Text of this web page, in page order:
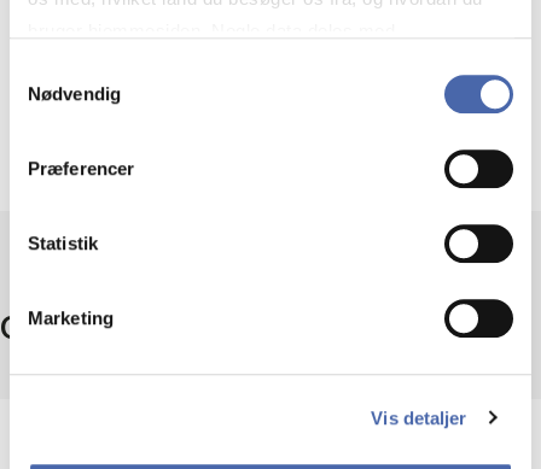
markedsføring. Du bestemmer selv - og kan altid trække
Nødvendig
Præferencer
Statistik
Marketing
Vis detaljer
CBS ph.d.-skole